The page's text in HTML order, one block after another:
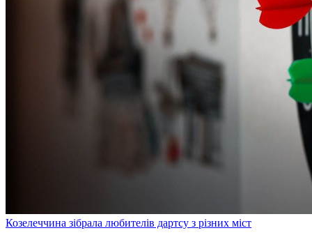
Козелеччина зібрала любителів дартсу з різних міст